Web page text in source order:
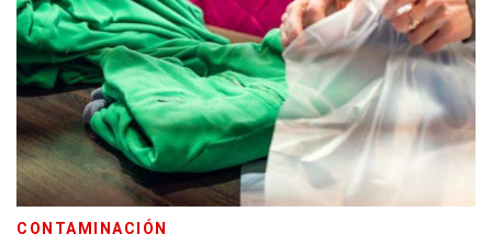
CONTAMINACIÓN